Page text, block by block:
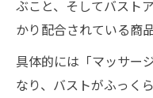
用法
バストアップ
方のコツ
継続のコツとリ
ぶこと、そしてバスト
かり配合されている商
具体的には「マッサー
なり、バストがふっく